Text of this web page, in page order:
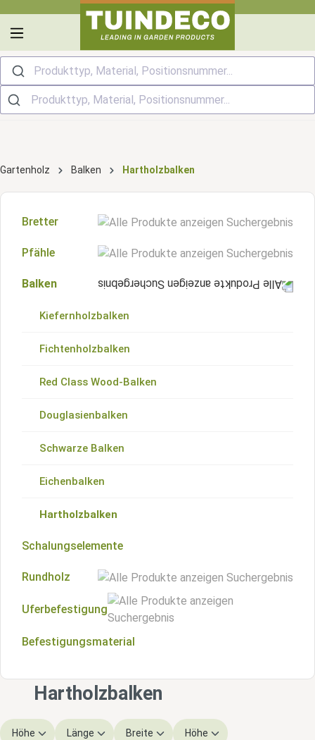
springen
Produkttyp, Material, Positionsnummer...
Gartenholz Balken Hartholzbalken
Bretter
Kiefernholzbretter
Fichtenholzbretter
Red Class Wood-Bretter
Douglasienholzbretter
Thermoholz-Bretter
Schwarze Bretter
Eichenholzbretter
Hartholzbretter
Pfähle
Kiefernholzpfähle
Fichtenholzpfähle
Red Class Wood-Pfähle
Douglasienholzpfähle
Schwarze Pfähle
Eichenholzpfähle
Hartholzpfähle
Balken
Kiefernholzbalken
Fichtenholzbalken
Red Class Wood-Balken
Douglasienbalken
Schwarze Balken
Eichenbalken
Hartholzbalken
Schalungselemente
Rundholz
Palisaden
Rollkanten
Uferbefestigung
Uferbefestigungsschotten
Befestigungsmaterial
Hartholzbalken
Höhe Länge Breite Höhe